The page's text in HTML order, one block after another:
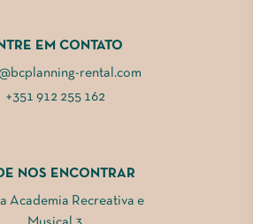
EM CONTATO
rental.com
+351 912 255 162
NOS ENCONTRAR
Academia Recreativa e